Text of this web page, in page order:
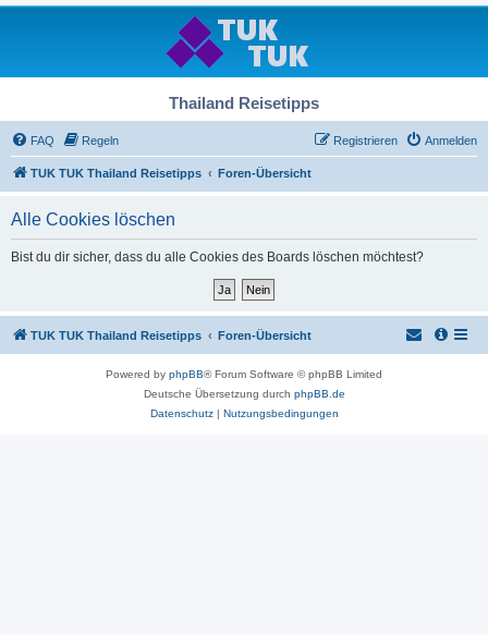
Thailand Reisetipps
FAQ Regeln Anmelden
Registrieren
TUK TUK Thailand Reisetipps Foren-Übersicht
Alle Cookies löschen
Bist du dir sicher, dass du alle Cookies des Boards löschen möchtest?
TUK TUK Thailand Reisetipps Foren-Übersicht
Powered by phpBB® Forum Software © phpBB Limited
Deutsche Übersetzung durch phpBB.de
Datenschutz| Nutzungsbedingungen